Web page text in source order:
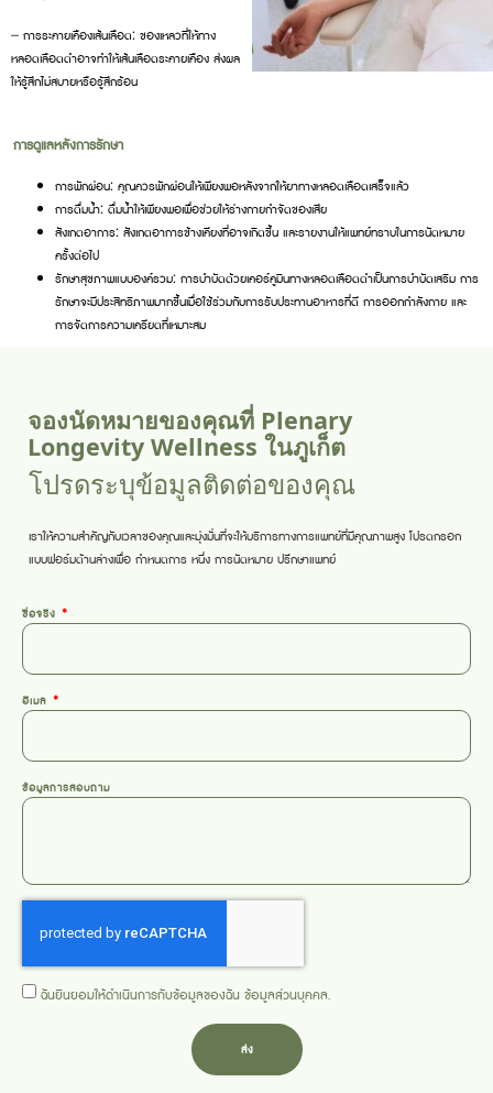
– การระคายเคืองเส้นเลือด: ของเหลวที่ให้ทาง
หลอดเลือดดำอาจทำให้เส้นเลือดระคายเคือง ส่งผล
ให้รู้สึกไม่สบายหรือรู้สึกร้อน
การดูแลหลังการรักษา
การพักผ่อน: คุณควรพักผ่อนให้เพียงพอหลังจากให้ยาทางหลอดเลือดเสร็จแล้ว
การดื่มน้ำ: ดื่มน้ำให้เพียงพอเพื่อช่วยให้ร่างกายกำจัดของเสีย
สังเกตอาการ: สังเกตอาการข้างเคียงที่อาจเกิดขึ้น และรายงานให้แพทย์ทราบในการนัดหมาย
ครั้งต่อไป
รักษาสุขภาพแบบองค์รวม: การบำบัดด้วยเคอร์คูมินทางหลอดเลือดดำเป็นการบำบัดเสริม การ
รักษาจะมีประสิทธิภาพมากขึ้นเมื่อใช้ร่วมกับการรับประทานอาหารที่ดี การออกกำลังกาย และ
การจัดการความเครียดที่เหมาะสม
จองนัดหมายของคุณที่ Plenary
Longevity Wellness ในภูเก็ต
โปรดระบุข้อมูลติดต่อของคุณ
เราให้ความสำคัญกับเวลาของคุณและมุ่งมั่นที่จะให้บริการทางการแพทย์ที่มีคุณภาพสูง โปรดกรอก
แบบฟอร์มด้านล่างเพื่อ กำหนดการ หนึ่ง การนัดหมาย ปรึกษาแพทย์
ชื่อจริง
อีเมล
ข้อมูลการสอบถาม
ฉันยินยอมให้ดำเนินการกับข้อมูลของฉัน ข้อมูลส่วนบุคคล.
ส่ง